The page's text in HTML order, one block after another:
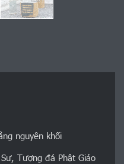
nguyên khối
, Tượng đá Phật Giáo